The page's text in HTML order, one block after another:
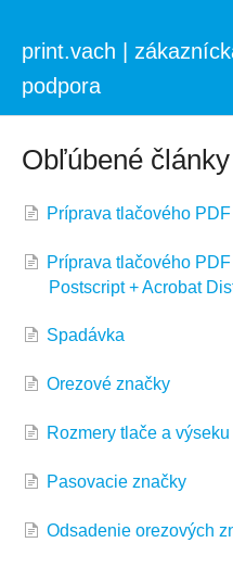
print.vach |
podpora
O
Obľúbené články
Príprava tlačového
Príprava tlačového
Postscript + Acrobat
Spadávka
Orezové značky
Rozmery tlače a výseku
Pasovacie značky
Odsadenie orezových